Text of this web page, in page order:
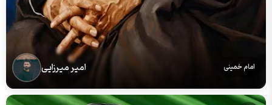
امام خمینی امیر میرزایی